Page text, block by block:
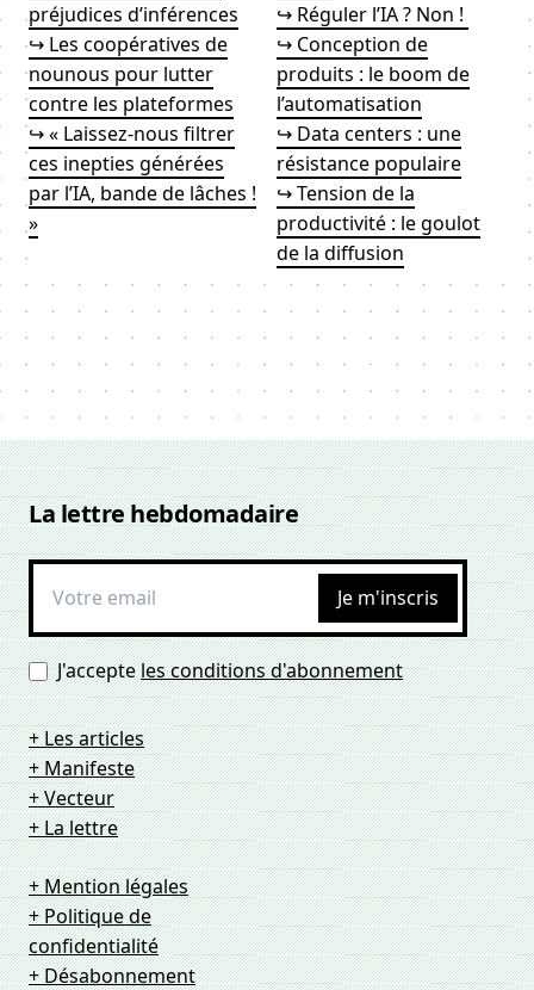
préjudices d’inférences
↪ Les coopératives de
nounous pour lutter
contre les plateformes
↪ « Laissez-nous filtrer
ces inepties générées
par l’IA, bande de lâches !
»
↪ Réguler l’IA ? Non !
↪ Conception de
produits : le boom de
l’automatisation
↪ Data centers : une
résistance populaire
↪ Tension de la
productivité : le goulot
de la diffusion
La lettre hebdomadaire
Je m'inscris
J'accepteles conditions d'abonnement
+ Les articles
+ Manifeste
+ Vecteur
+ La lettre
+ Mention légales
+ Politique de
confidentialité
+ Désabonnement